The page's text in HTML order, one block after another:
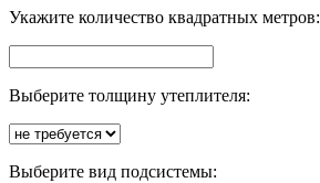
Укажите количество квадратных метров:
Выберите толщину утеплителя:
Выберите вид подсистемы: